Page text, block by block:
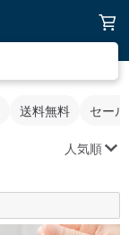
送料無料 セー
人気順